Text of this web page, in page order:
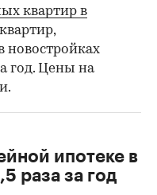
квартир в
новостройках
год. Цены на
ипотеке в
раза за год